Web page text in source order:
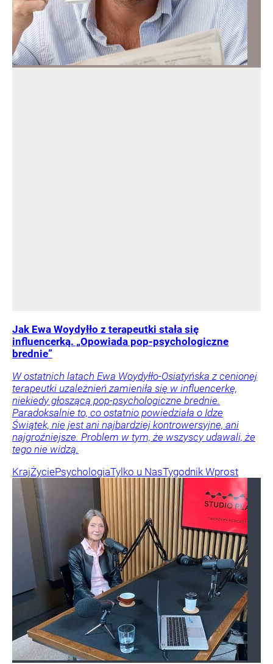
Jak Ewa Woydyłło z terapeutki stała się
influencerką. „Opowiada pop-psychologiczne
brednie”
W ostatnich latach Ewa Woydyłło-Osiatyńska z cenionej
terapeutki uzależnień zamieniła się w influencerkę,
niekiedy głoszącą pop-psychologiczne brednie.
Paradoksalnie to, co ostatnio powiedziała o Idze
Świątek, nie jest ani najbardziej kontrowersyjne, ani
najgroźniejsze. Problem w tym, że wszyscy udawali, że
tego nie widzą.
KrajŻyciePsychologiaTylko u NasTygodnik Wprost